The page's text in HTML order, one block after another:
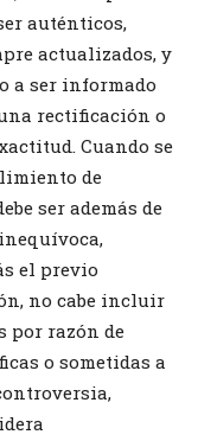
auténticos,
actualizados, y
a ser informado
rectificación o
Cuando se
de
ser además de
el previo
no cabe incluir
por razón de
o sometidas a